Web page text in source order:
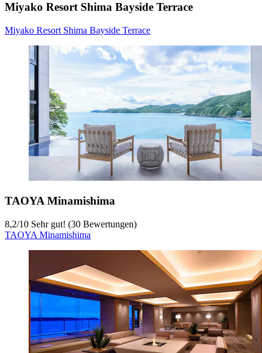
Miyako Resort Shima Bayside Terrace
Miyako Resort Shima Bayside Terrace
TAOYA Minamishima
8,2/10 Sehr gut! (30 Bewertungen)
TAOYA Minamishima